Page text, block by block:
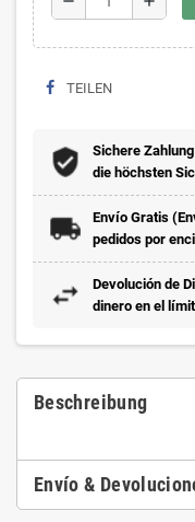
TEILEN
Sichere
die höchsten
Envío Gratis
pedidos por
Devolución de
dinero en el
Beschreibung
Envío &